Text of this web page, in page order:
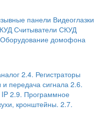
панели Видеоглазки
Считыватели СКУД
Оборудование домофона
2.4. Регистраторы
передача сигнала2.6.
2.9. Программное
кронштейны. 2.7.